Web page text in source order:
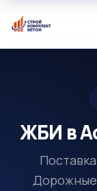
ЖБИ в
Дорожные